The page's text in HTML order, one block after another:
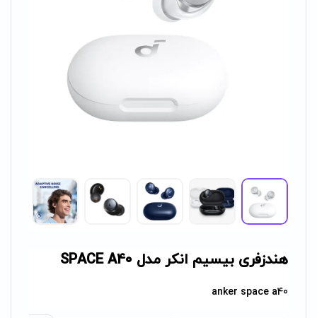
هندزفری بیسیم انکر مدل SPACE A40
anker space a40